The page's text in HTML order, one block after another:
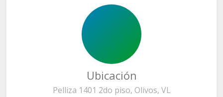
Ubicación
Pelliza 1401 2do piso, Olivos, VL